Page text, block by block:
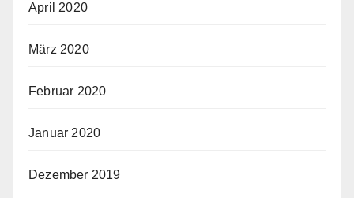
April 2020
März 2020
Februar 2020
Januar 2020
Dezember 2019